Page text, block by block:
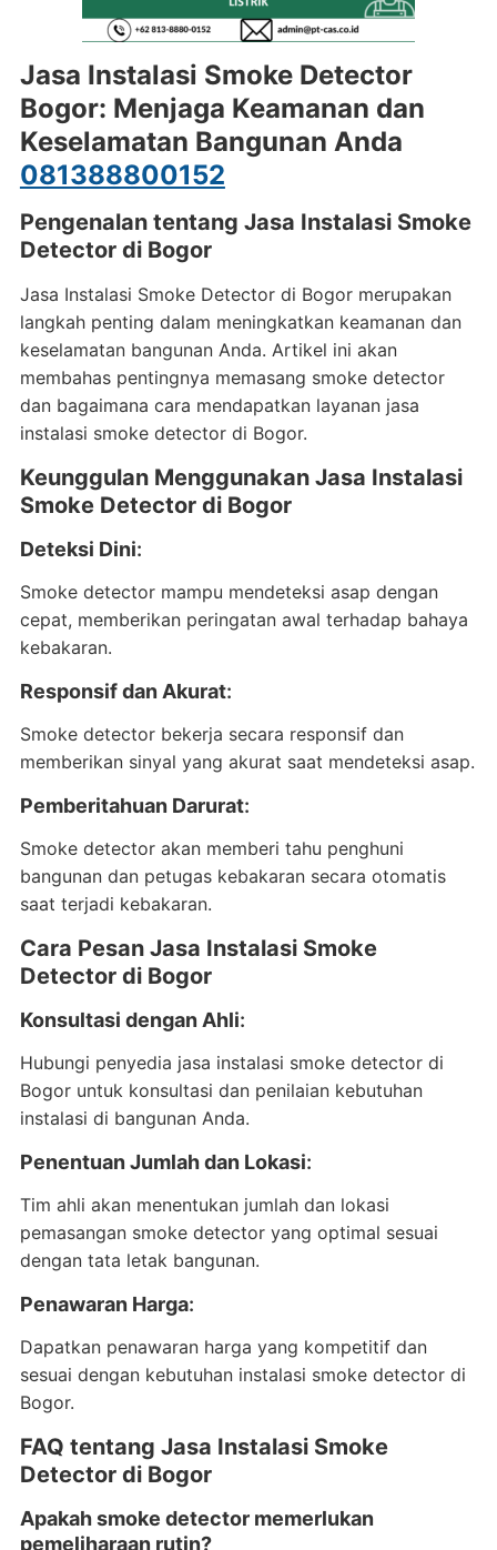
Jasa Instalasi Smoke Detector
Bogor: Menjaga Keamanan dan
Keselamatan Bangunan Anda
081388800152
Pengenalan tentang Jasa Instalasi Smoke
Detector di Bogor
Jasa Instalasi Smoke Detector di Bogor merupakan
langkah penting dalam meningkatkan keamanan dan
keselamatan bangunan Anda. Artikel ini akan
membahas pentingnya memasang smoke detector
dan bagaimana cara mendapatkan layanan jasa
instalasi smoke detector di Bogor.
Keunggulan Menggunakan Jasa Instalasi
Smoke Detector di Bogor
Deteksi Dini:
Smoke detector mampu mendeteksi asap dengan
cepat, memberikan peringatan awal terhadap bahaya
kebakaran.
Responsif dan Akurat:
Smoke detector bekerja secara responsif dan
memberikan sinyal yang akurat saat mendeteksi asap.
Pemberitahuan Darurat:
Smoke detector akan memberi tahu penghuni
bangunan dan petugas kebakaran secara otomatis
saat terjadi kebakaran.
Cara Pesan Jasa Instalasi Smoke
Detector di Bogor
Konsultasi dengan Ahli:
Hubungi penyedia jasa instalasi smoke detector di
Bogor untuk konsultasi dan penilaian kebutuhan
instalasi di bangunan Anda.
Penentuan Jumlah dan Lokasi:
Tim ahli akan menentukan jumlah dan lokasi
pemasangan smoke detector yang optimal sesuai
dengan tata letak bangunan.
Penawaran Harga:
Dapatkan penawaran harga yang kompetitif dan
sesuai dengan kebutuhan instalasi smoke detector di
Bogor.
FAQ tentang Jasa Instalasi Smoke
Detector di Bogor
Apakah smoke detector memerlukan
pemeliharaan rutin?